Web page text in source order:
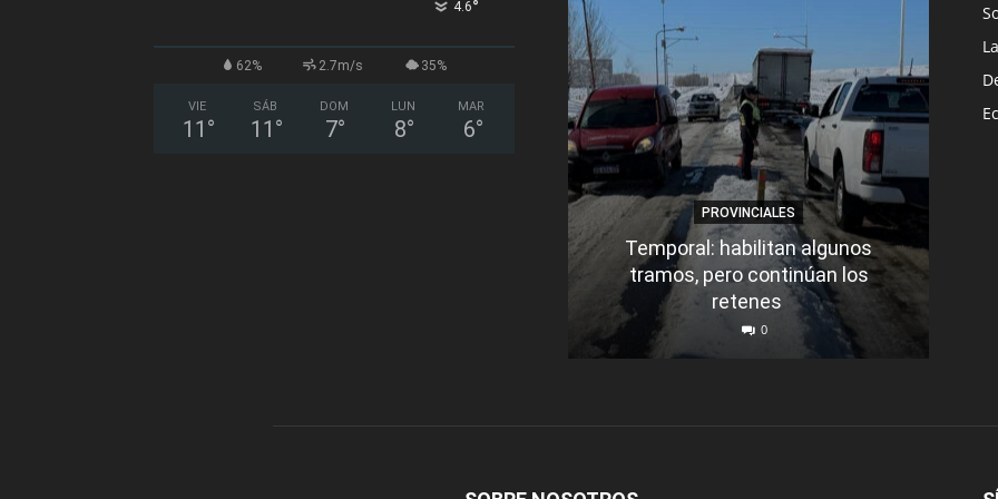
4.6°
62% 2.7m/s 35%
VIE
11 °
SÁB
11 °
DOM
7°
LUN
8°
MAR
6°
PROVINCIALES
Temporal: habilitan algunos
tramos, pero continúan los
retenes
0